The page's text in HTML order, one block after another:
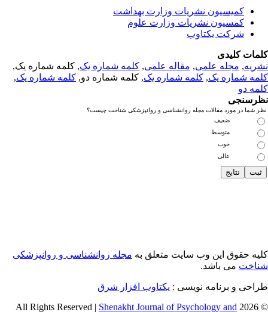
کمیسیون نشریات وزارت بهداشت
کمسیون نشریات وزارت علوم
شرکت یکتاوب
کلیدی
,مجله علمی, مقاله علمی, کلمه شماره یک, کلمه شماره یک,
شماره یک,کلمه شماره یک, کلمه شماره دو,کلمه شماره یک,
دو
شما در مورد مقالات مجله روانشناسی و روانپزشکی شناخت چیست؟
ضعیف
متوسط
خوب
عالی
حقوق این وب سایت متعلق بهمجله روانشناسی و روانپزشکی
می باشد.
و برنامه نویسی : یکتاوب افزار شرق
©
Shenakht Journal of Psychology and